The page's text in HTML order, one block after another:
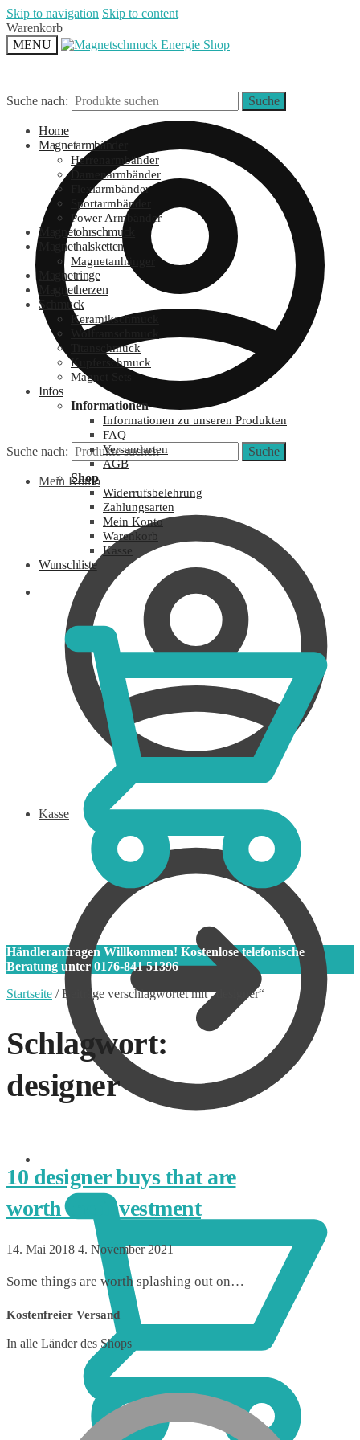
Skip to navigation Skip to content
Warenkorb
MENU
Suche nach: Suche
Mein Konto
Kasse
Suche nach: Suche
Home
Magnetarmbänder
Herrenarmbänder
Damenarmbänder
Flexiarmbänder
Sportarmbänder
Power Armbänder
Magnetohrschmuck
Magnethalsketten
Magnetanhänger
Magnetringe
Magnetherzen
Schmuck
Keramikschmuck
Wolframschmuck
Titanschmuck
Kupferschmuck
Magnet Sets
Infos
Informationen
Informationen zu unseren Produkten
FAQ
Versandarten
AGB
Shop
Widerrufsbelehrung
Zahlungsarten
Mein Konto
Warenkorb
Kasse
Wunschliste
Händleranfragen Willkommen! Kostenlose telefonische
Beratung unter 0176-841 51396
Startseite /Beiträge verschlagwortet mit „designer“
Schlagwort:
designer
10 designer buys that are
worth the investment
14. Mai 2018 4. November 2021
Some things are worth splashing out on…
Kostenfreier Versand
In alle Länder des Shops